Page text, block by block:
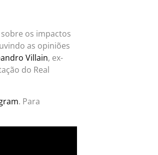
os impactos
as opiniões
Villain, ex-
do Real
. Para